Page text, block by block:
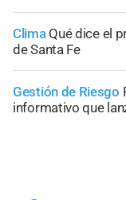
Clima Qué dice el
de Santa Fe
Gestión de Riesgo
informativo que